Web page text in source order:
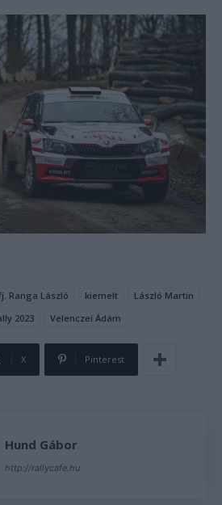
Ranga László kiemelt
László Martin
2023 Velenczei Ádám
X Pinterest
Hund Gábor
http://rallycafe.hu